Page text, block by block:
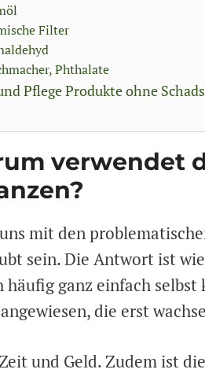
Filter
Phthalate
Pflege Produkte ohne
verwendet
mit den
sein. Die Antwort ist
häufig ganz einfach
die erst
und Geld. Zudem ist